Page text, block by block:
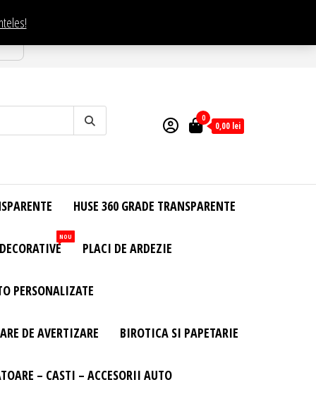
0
0,00 lei
HUSE 360 GRADE TRANSPARENTE
NOU
PLACI DE ARDEZIE
PERSONALIZATE
DE AVERTIZARE BIROTICA SI PAPETARIE
– CASTI – ACCESORII AUTO